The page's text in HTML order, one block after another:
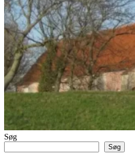
Søg
Søg